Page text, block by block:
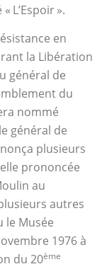
L’Espoir ».
en
la Libération
général de
du
nommé
général de
plusieurs
prononcée
au
autres
le Musée
1976 à
du 20ème